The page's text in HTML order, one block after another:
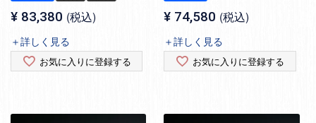
¥ 83,380 税込
＋詳しく見る
お気に入りに登録する
¥ 74,580 税込
＋詳しく見る
お気に入りに登録する